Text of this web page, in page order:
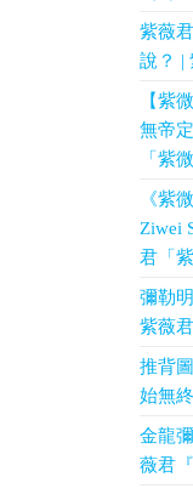
紫薇
說？ |
【紫
無帝
「紫
《紫
Ziwei
君「
彌勒
紫薇
推背
始無
金龍
薇君